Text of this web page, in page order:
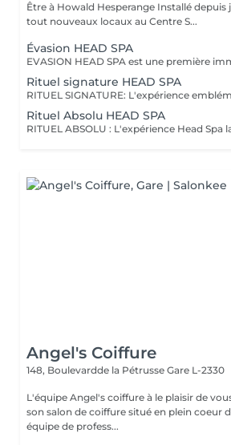
Être à Howald Hesperange Installé depuis
tout nouveaux locaux au Centre S...
Évasion HEAD SPA
Rituel signature HEAD SPA
Rituel Absolu HEAD SPA
Angel's Coiffure
148, Boulevardde la Pétrusse Gare L-2330
L'équipe Angel's coiffure à le plaisir de
son salon de coiffure situé en plein coeur de
équipe de profess...